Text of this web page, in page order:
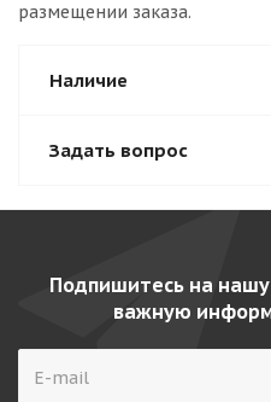
размещении заказа.
Наличие
Задать вопрос
Подпишитесь на нашу
важную